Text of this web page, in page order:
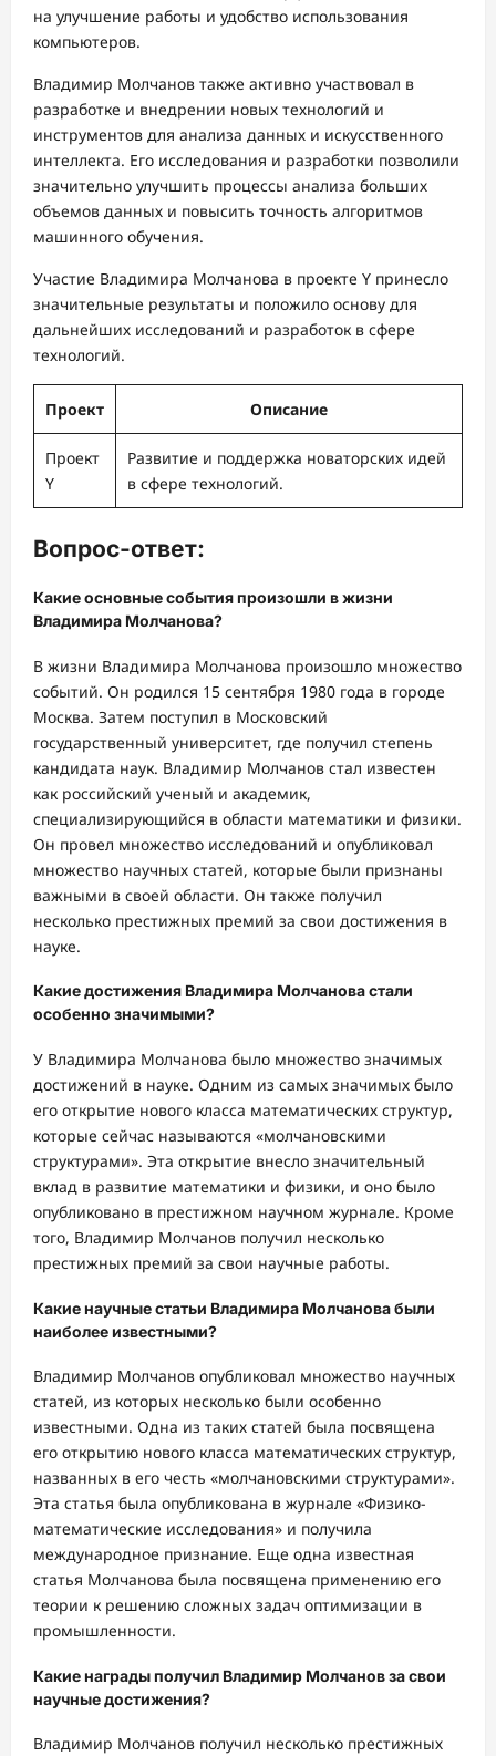
на улучшение работы и удобство использования
компьютеров.
Владимир Молчанов также активно участвовал в
разработке и внедрении новых технологий и
инструментов для анализа данных и искусственного
интеллекта. Его исследования и разработки позволили
значительно улучшить процессы анализа больших
объемов данных и повысить точность алгоритмов
машинного обучения.
Участие Владимира Молчанова в проекте Y принесло
значительные результаты и положило основу для
дальнейших исследований и разработок в сфере
технологий.
Проект Описание
Проект
Y
Развитие и поддержка новаторских идей
в сфере технологий.
Вопрос-ответ:
Какие основные события произошли в жизни
Владимира Молчанова?
В жизни Владимира Молчанова произошло множество
событий. Он родился 15 сентября 1980 года в городе
Москва. Затем поступил в Московский
государственный университет, где получил степень
кандидата наук. Владимир Молчанов стал известен
как российский ученый и академик,
специализирующийся в области математики и физики.
Он провел множество исследований и опубликовал
множество научных статей, которые были признаны
важными в своей области. Он также получил
несколько престижных премий за свои достижения в
науке.
Какие достижения Владимира Молчанова стали
особенно значимыми?
У Владимира Молчанова было множество значимых
достижений в науке. Одним из самых значимых было
его открытие нового класса математических структур,
которые сейчас называются «молчановскими
структурами». Эта открытие внесло значительный
вклад в развитие математики и физики, и оно было
опубликовано в престижном научном журнале. Кроме
того, Владимир Молчанов получил несколько
престижных премий за свои научные работы.
Какие научные статьи Владимира Молчанова были
наиболее известными?
Владимир Молчанов опубликовал множество научных
статей, из которых несколько были особенно
известными. Одна из таких статей была посвящена
его открытию нового класса математических структур,
названных в его честь «молчановскими структурами».
Эта статья была опубликована в журнале «Физико-
математические исследования» и получила
международное признание. Еще одна известная
статья Молчанова была посвящена применению его
теории к решению сложных задач оптимизации в
промышленности.
Какие награды получил Владимир Молчанов за свои
научные достижения?
Владимир Молчанов получил несколько престижных